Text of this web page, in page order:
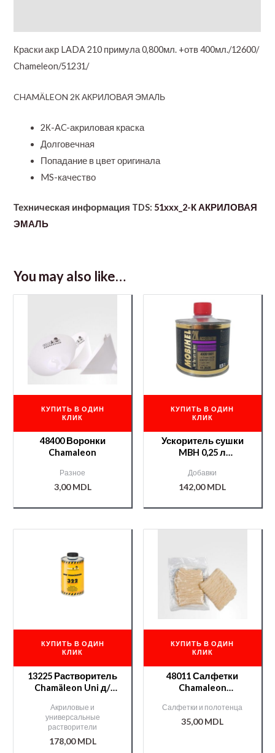
Краски акр LADA 210 примула 0,800мл. +отв 400мл./12600/
Chameleon/51231/
CHAMÄLEON 2К АКРИЛОВАЯ ЭМАЛЬ
2К-AC-акриловая краска
Долговечная
Попадание в цвет оригинала
MS-качество
Техническая информация TDS: 51xxx_2-К АКРИЛОВАЯ
ЭМАЛЬ
You may also like…
КУПИТЬ В ОДИН
КЛИК
48400 Воронки
Chamaleon
Разное
3,00MDL
КУПИТЬ В ОДИН
КЛИК
Ускоритель сушки
MBH 0,25 л
Добавки
142,00MDL
КУПИТЬ В ОДИН
КЛИК
13225 Растворитель
Chamäleon Uni д/
— 1л.
Акриловые и
универсальные
растворители
178,00MDL
КУПИТЬ В ОДИН
КЛИК
48011 Салфетки
Chamaleon
Салфетки и полотенца
35,00MDL